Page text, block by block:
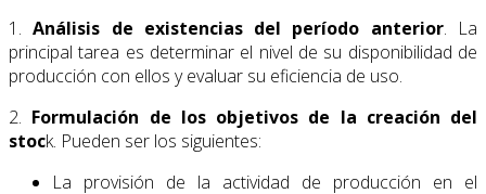
1.Análisis de existencias del período anterior. La
principal tarea es determinar el nivel de su disponibilidad de
producción con ellos y evaluar su eficiencia de uso.
2. Formulación de los objetivos de la creación del
stock. Pueden ser los siguientes:
La provisión de la actividad de producción en el